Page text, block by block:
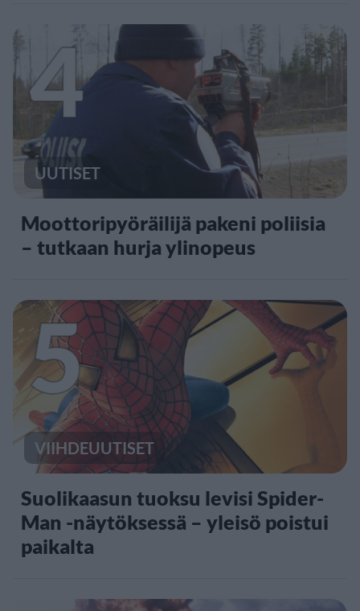
4
UUTISET
Moottoripyöräilijä pakeni poliisia
– tutkaan hurja ylinopeus
5
VIIHDEUUTISET
Suolikaasun tuoksu levisi Spider-
Man -näytöksessä – yleisö poistui
paikalta